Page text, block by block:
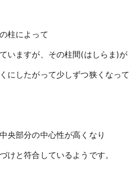
柱によって
いますが、その柱間(はしらま)が
にしたがって少しずつ狭くなって
央部分の中心性が高くなり
けと符合しているようです。